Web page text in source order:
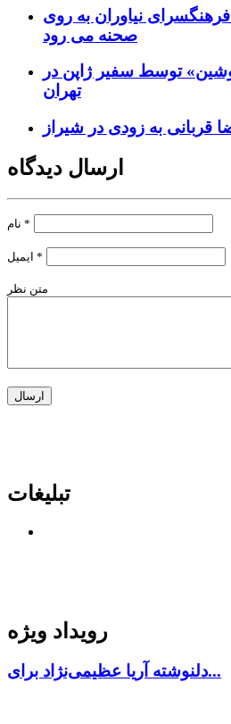
نیاوران به روی
صحنه می رود
توسط سفیر ژاپن در
تهران
قربانی به زودی در شیراز
ارسال دیدگاه
*
*
متن نظر
تبلیغات
رویداد ویژه
دلنوشته آریا عظیمی‌نژاد برای...